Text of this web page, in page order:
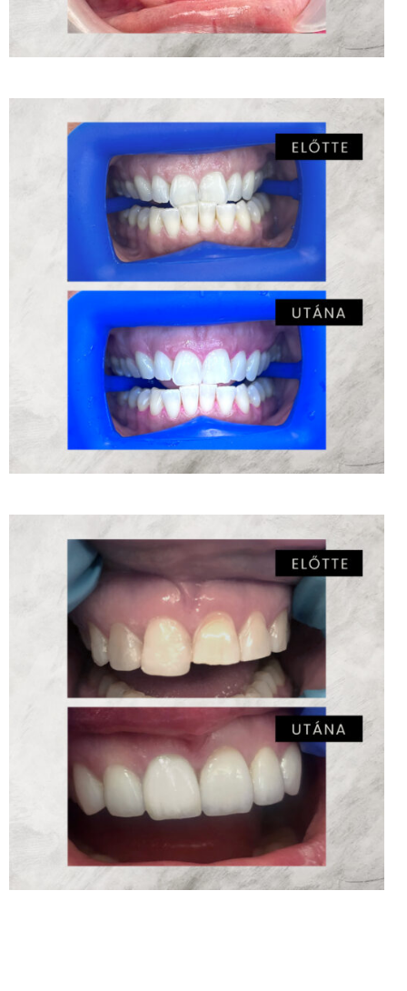
Rendelői fogfehérítés – MSC Dr. Labancz Éva
2 LIKES
E-MAX préskerámia héjak – MSC Dr. Labancz
Éva
ZOOM 2LIKES